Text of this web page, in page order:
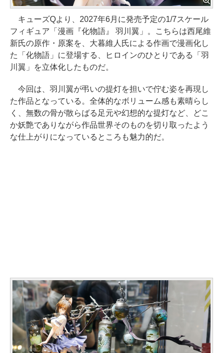
キューズQより、2027年6月に発売予定の1/7スケール
フィギュア「漫画『化物語』 羽川翼」。こちらは西尾維
新氏の原作・原案を、大暮維人氏による作画で漫画化し
た「化物語」に登場する、ヒロインのひとりである「羽
川翼」を立体化したものだ。
今回は、羽川翼が弔いの提灯を担いで佇む姿を再現し
た作品となっている。全体的なボリューム感も素晴らし
く、無数の骨が散らばる足元や幻想的な提灯など、どこ
か妖艶でありながら作品世界そのものを切り取ったよう
な仕上がりになっているところも魅力的だ。